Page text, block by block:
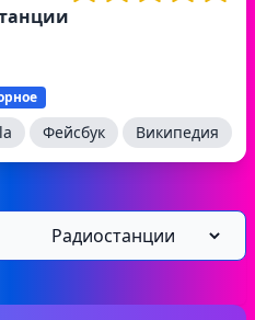
Фейсбук Википедия